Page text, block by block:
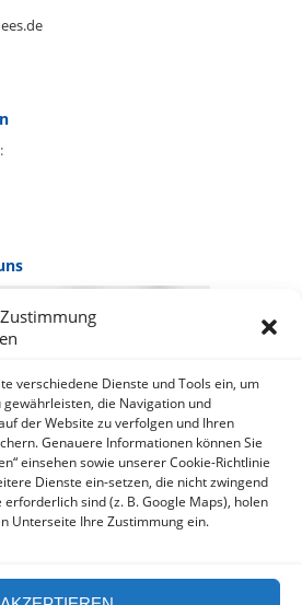
verschiedene Dienste und Tools ein, um
die Navigation und
der Website zu verfolgen und Ihren
Genauere Informationen können Sie
einsehen sowie unserer Cookie-Richtlinie
Dienste ein-setzen, die nicht zwingend
sind (z. B. Google Maps), holen
Unterseite Ihre Zustimmung ein.
GOOGLE MAPS:
AKZEPTIEREN
Google Ireland Limited
Nutzung dieses Dienstes
Daten an Google
außer¬dem ist es
dass Google Daten
auf Ihrem Gerät
privacy?
hl=de&gl=de